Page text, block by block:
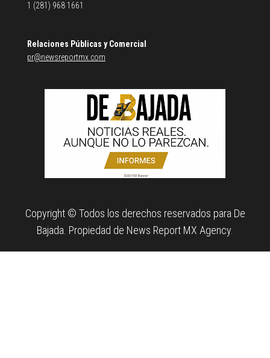
1 (281) 968 1661
Relaciones Públicas y Comercial
pr@newsreportmx.com
Copyright © Todos los derechos reservados para De
Bajada. Propiedad de News Report MX Agency.